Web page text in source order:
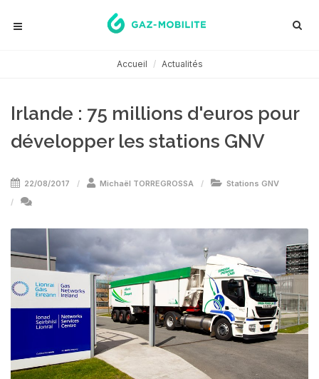
Accueil Actualités
Irlande : 75 millions d'euros pour
développer les stations GNV
22/08/2017 Michaël TORREGROSSA Stations GNV